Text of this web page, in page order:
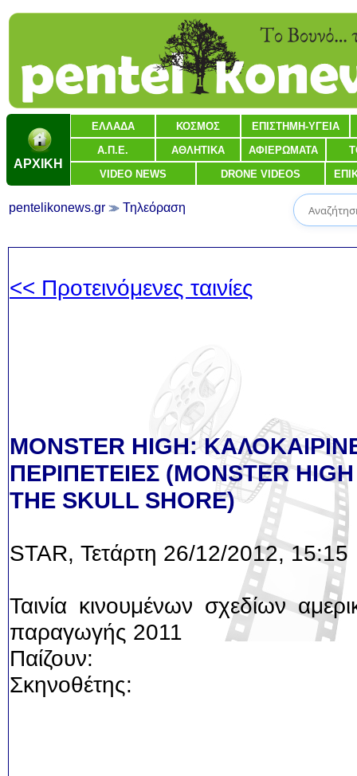
ΑΡΧΙΚΗ
ΕΛΛΑΔΑ ΚΟΣΜΟΣ ΕΠΙΣΤΗΜΗ-ΥΓΕΙΑ
Α.Π.Ε. ΑΘΛΗΤΙΚΑ ΑΦΙΕΡΩΜΑΤΑ
VIDEO NEWS DRONE VIDEOS
pentelikonews.gr Τηλεόραση
<< Προτεινόμενες ταινίες
MONSTER HIGH:
ΠΕΡΙΠΕΤΕΙΕΣ (MONSTER
THE SKULL SHORE)
STAR, Τετάρτη 26/12/2012, 15:15
Ταινία κινουμένων σχεδίων
παραγωγής 2011
Παίζουν:
Σκηνοθέτης: